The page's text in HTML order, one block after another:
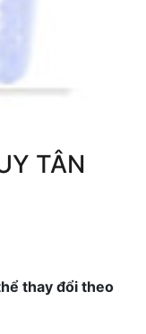
TÂN
thay đổi theo